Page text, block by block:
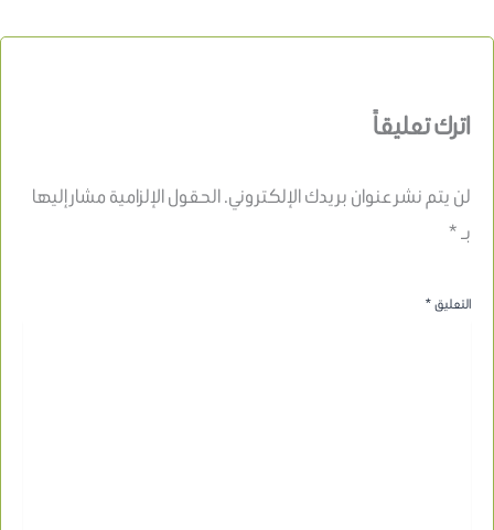
اترك تعليقاً
لن يتم نشر عنوان بريدك الإلكتروني.الحقول الإلزامية مشار إليها
بـ*
التعليق*